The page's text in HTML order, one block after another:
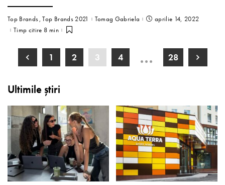
Top Brands Top Brands 2021 Tomag Gabriela
aprilie 14, 2022
Timp citire 8 min
1 2 3 4 … 28
Ultimile știri